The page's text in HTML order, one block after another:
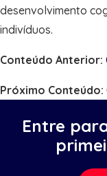
desenvolvimento
indivíduos.
Conteúdo Anterior:
Próximo Conteúdo:
Entre